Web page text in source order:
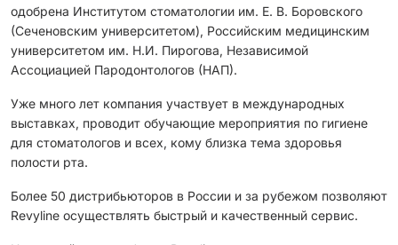
одобрена Институтом стоматологии им. Е. В. Боровского
(Сеченовским университетом), Российским медицинским
университетом им. Н.И. Пирогова, Независимой
Ассоциацией Пародонтологов (НАП).
Уже много лет компания участвует в международных
выставках, проводит обучающие мероприятия по гигиене
для стоматологов и всех, кому близка тема здоровья
полости рта.
Более 50 дистрибьюторов в России и за рубежом позволяют
Revyline осуществлять быстрый и качественный сервис.